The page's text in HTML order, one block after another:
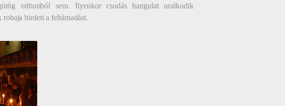
otthonból sem. Ilyenkor csodás hangulat uralkodik
robaja hirdeti a feltámadást.